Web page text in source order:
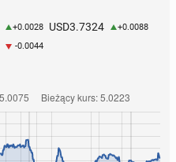
+0.0028 USD3.7324 +0.0088
-0.0044